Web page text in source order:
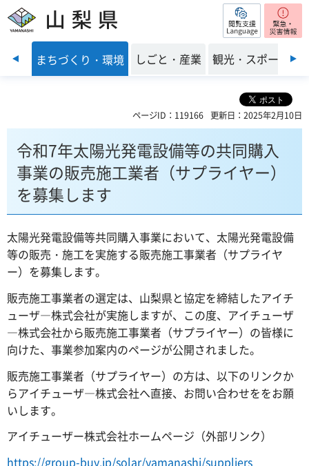
山梨県 閲覧支援
祉 まちづくり・環境 しごと・産業 観光・スポーツ
ページID：119166 更新日：2025年2月10日
令和7年太陽光発電設備等の共同購入
事業の販売施工業者（サプライヤー）
を募集します
太陽光発電設備等共同購入事業において、太陽光発電設備
等の販売・施工を実施する販売施工事業者（サプライヤ
ー）を募集します。
販売施工事業者の選定は、山梨県と協定を締結したアイチ
ューザ―株式会社が実施しますが、この度、アイチューザ
―株式会社から販売施工事業者（サプライヤー）の皆様に
向けた、事業参加案内のページが公開されました。
販売施工事業者（サプライヤー）の方は、以下のリンクか
らアイチューザ―株式会社へ直接、お問い合わせををお願
いします。
アイチューザー株式会社ホームページ（外部リンク）
https://group-buy.jp/solar/yamanashi/suppliers